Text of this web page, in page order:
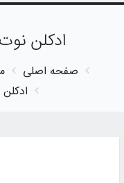
ادکلن
صفحه اصلی